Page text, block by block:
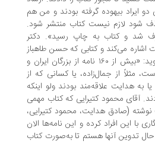
بیهوده گرفته بودند و من هم
لازم نیست کتاب منتشر شود.
کتاب به چاپ رسید‌». دکتر
می‌کند و کتابی که حسن طاهباز
در دست انتشار دارد و می‌گوید: «بیش از ۱۶۰ نامه از بزرگان ایران و
جمال‌زاده، یا کسانی که از
علاقه‌مند بودند ولو اینکه
محمود کتیرایی که کتاب مهمی
هدایت، محمود کتیرایی،
با این افراد کرده و این نامه‌ها الان
آنها هستم تا به‌صورت کتاب